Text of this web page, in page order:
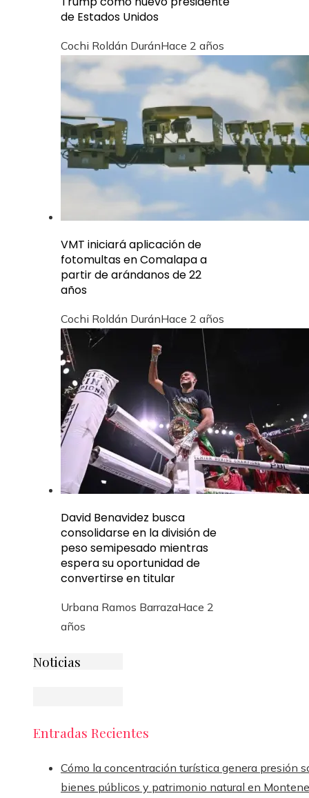
de Estados Unidos
Cochi Roldán DuránHace 2 años
VMT iniciará aplicación de
fotomultas en Comalapa a
partir de arándanos de 22
años
Cochi Roldán DuránHace 2 años
David Benavidez busca
consolidarse en la división de
peso semipesado mientras
espera su oportunidad de
convertirse en titular
Urbana Ramos BarrazaHace 2
años
Noticias
Entradas Recientes
Cómo la concentración turística genera presión
bienes públicos y patrimonio natural en